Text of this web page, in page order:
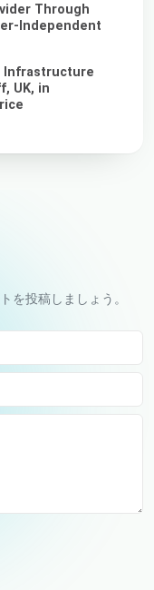
Through
Independent
Infrastructure
UK, in
を投稿しましょう。